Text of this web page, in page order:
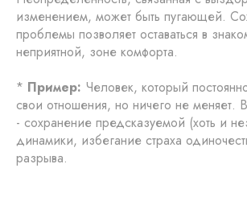
изменением, может быть пугающей.
проблемы позволяет оставаться в
неприятной, зоне комфорта.
* Пример: Человек, который
свои отношения, но ничего не меняет.
- сохранение предсказуемой (хоть и
динамики, избегание страха
разрыва.